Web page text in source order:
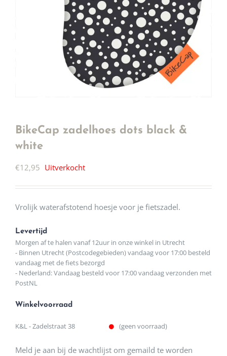
BikeCap zadelhoes dots black &
white
€12,95 Uitverkocht
Vrolijk waterafstotend hoesje voor je fietszadel.
Levertijd
Morgen af te halen vanaf 12uur in onze winkel in Utrecht
- Binnen Utrecht (Postcodegebieden) vandaag voor 17:00 besteld
vandaag met de fiets bezorgd
- Nederland: Vandaag besteld voor 17:00 vandaag verzonden met
PostNL
Winkelvoorraad
K&L - Zadelstraat 38 (geen voorraad)
Meld je aan bij de wachtlijst om gemaild te worden